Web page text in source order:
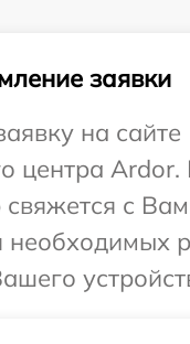
заявки
на сайте
центра
с
необходимых